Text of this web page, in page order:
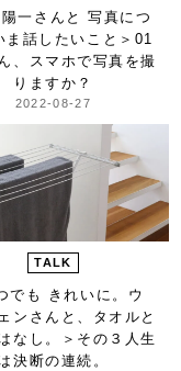
陽一さんと 写真につ
ま話したいこと＞ 01
、スマホで写真を撮
りますか？
2022-08-27
TALK
でも きれいに。ウ
ンさんと、タオルと
なし。＞ その３人生
決断の連続。